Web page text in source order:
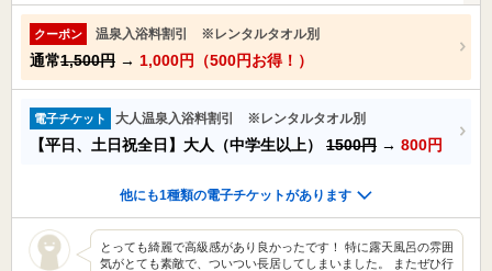
クーポン 温泉入浴料割引 ※レンタルタオル別
通常1,500円 → 1,000円（500円お得！）
電子チケット 大人温泉入浴料割引 ※レンタルタオル別
【平日、土日祝全日】大人（中学生以上） 1500円 → 800円
他にも1種類の電子チケットがあります
とっても綺麗で高級感があり良かったです！ 特に露天風呂の雰囲
気がとても素敵で、ついつい長居してしまいました。 またぜひ行